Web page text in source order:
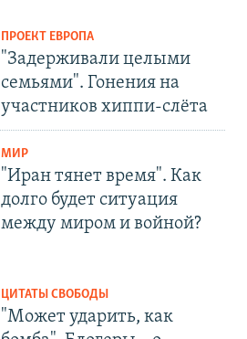
ПРОЕКТ ЕВРОПА
"Задерживали целыми
семьями". Гонения на
участников хиппи-слёта
МИР
"Иран тянет время". Как
долго будет ситуация
между миром и войной?
ЦИТАТЫ СВОБОДЫ
"Может ударить, как